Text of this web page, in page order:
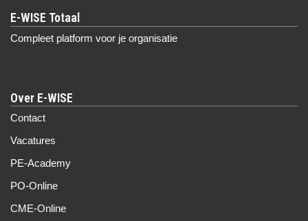
Compleet platform voor je organisatie
Contact
Vacatures
PE-Academy
PO-Online
CME-Online